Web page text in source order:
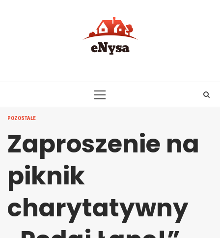
PRIMARY
POZOSTAŁE
Zaproszenie na
piknik
charytatywny